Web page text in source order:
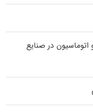
در صنایع